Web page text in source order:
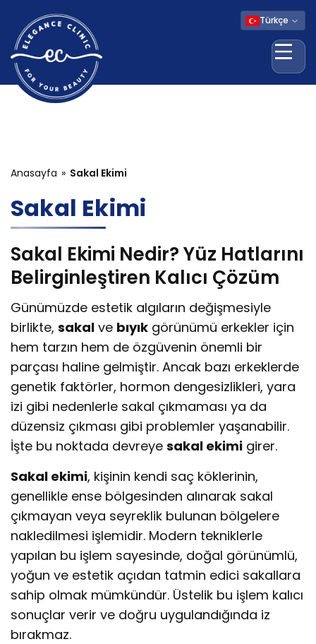
Türkçe
Anasayfa Sakal Ekimi
Sakal Ekimi
Sakal Ekimi Nedir? Yüz Hatlarını
Belirginleştiren Kalıcı Çözüm
Günümüzde estetik algıların değişmesiyle
birlikte, sakal ve bıyık görünümü erkekler için
hem tarzın hem de özgüvenin önemli bir
parçası haline gelmiştir. Ancak bazı erkeklerde
genetik faktörler, hormon dengesizlikleri, yara
izi gibi nedenlerle sakal çıkmaması ya da
düzensiz çıkması gibi problemler yaşanabilir.
İşte bu noktada devreye sakal ekimi girer.
Sakal ekimi, kişinin kendi saç köklerinin,
genellikle ense bölgesinden alınarak sakal
çıkmayan veya seyreklik bulunan bölgelere
nakledilmesi işlemidir. Modern tekniklerle
yapılan bu işlem sayesinde, doğal görünümlü,
yoğun ve estetik açıdan tatmin edici sakallara
sahip olmak mümkündür. Üstelik bu işlem kalıcı
sonuçlar verir ve doğru uygulandığında iz
bırakmaz.